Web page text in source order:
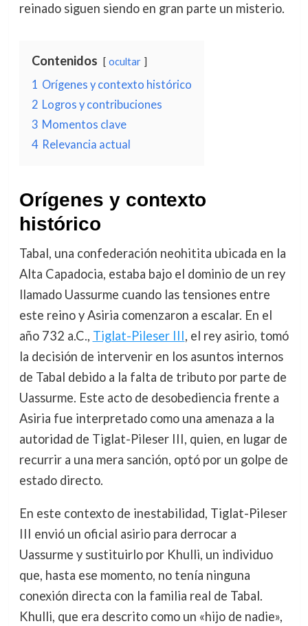
reinado siguen siendo en gran parte un misterio.
Contenidos ocultar
1 Orígenes y contexto histórico
2 Logros y contribuciones
3 Momentos clave
4 Relevancia actual
Orígenes y contexto
histórico
Tabal, una confederación neohitita ubicada en la
Alta Capadocia, estaba bajo el dominio de un rey
llamado Uassurme cuando las tensiones entre
este reino y Asiria comenzaron a escalar. En el
año 732 a.C., Tiglat-Pileser III, el rey asirio, tomó
la decisión de intervenir en los asuntos internos
de Tabal debido a la falta de tributo por parte de
Uassurme. Este acto de desobediencia frente a
Asiria fue interpretado como una amenaza a la
autoridad de Tiglat-Pileser III, quien, en lugar de
recurrir a una mera sanción, optó por un golpe de
estado directo.
En este contexto de inestabilidad, Tiglat-Pileser
III envió un oficial asirio para derrocar a
Uassurme y sustituirlo por Khulli, un individuo
que, hasta ese momento, no tenía ninguna
conexión directa con la familia real de Tabal.
Khulli, que era descrito como un «hijo de nadie»,